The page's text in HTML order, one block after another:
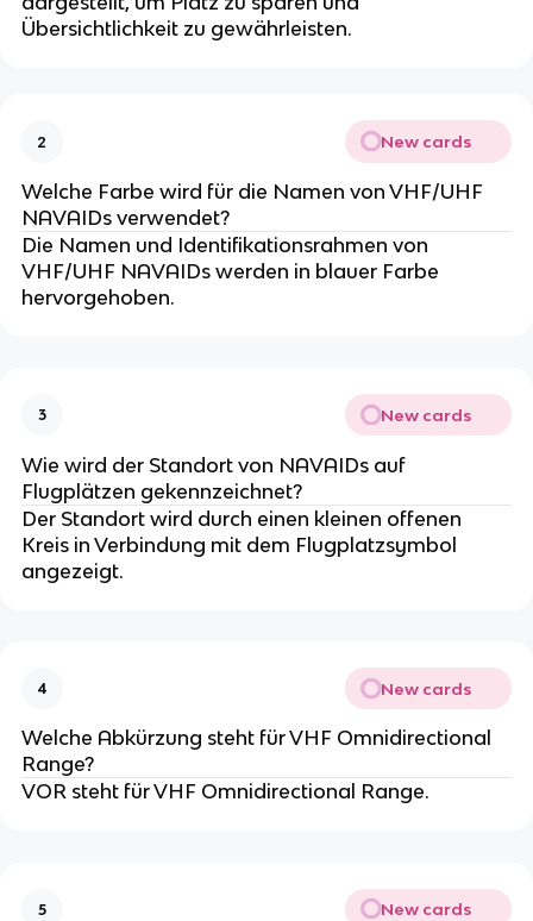
Übersichtlichkeit zu gewährleisten.
2 New cards
Welche Farbe wird für die Namen von VHF/UHF
NAVAIDs verwendet?
Die Namen und Identifikationsrahmen von
VHF/UHF NAVAIDs werden in blauer Farbe
hervorgehoben.
3 New cards
Wie wird der Standort von NAVAIDs auf
Flugplätzen gekennzeichnet?
Der Standort wird durch einen kleinen offenen
Kreis in Verbindung mit dem Flugplatzsymbol
angezeigt.
4 New cards
Welche Abkürzung steht für VHF Omnidirectional
Range?
VOR steht für VHF Omnidirectional Range.
5 New cards